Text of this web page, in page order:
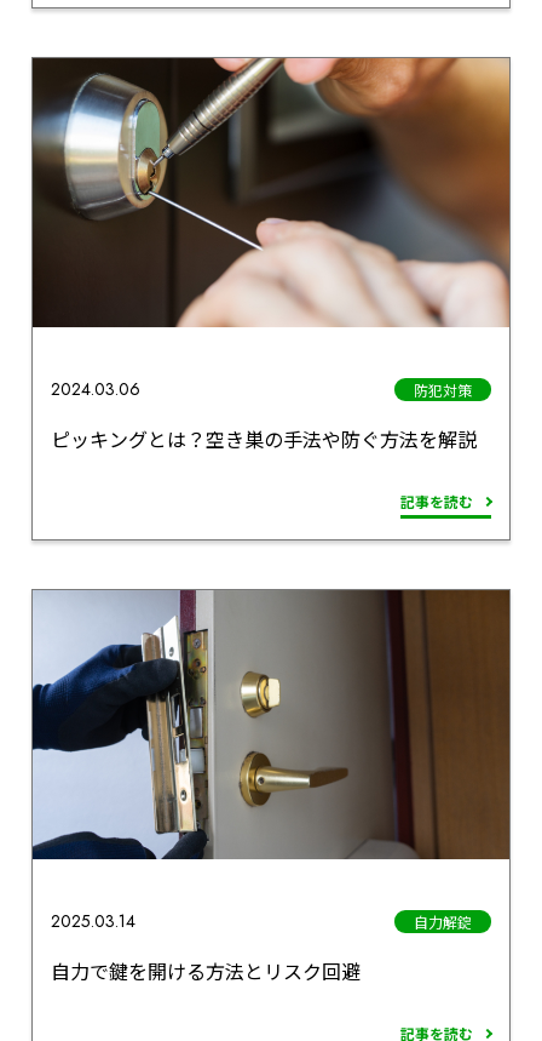
2024.03.06 防犯対策
ピッキングとは？空き巣の手法や防ぐ方法を解説
記事を読む
2025.03.14 自力解錠
自力で鍵を開ける方法とリスク回避
記事を読む